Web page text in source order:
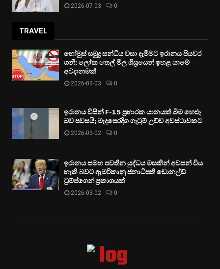
2026-07-03 0
TRAVEL
හෝමුස් සමුද්‍ර සන්ධිය වසා දැමීමට ඉරානය පියවර
ගනී: ලෝක තෙල් මිල ශීඝ්‍රයෙන් ඉහළ යාමේ
අවදානමක්
2026-03-03 0
ඉරානය විසින් F-15 ප්‍රහාරක යානයක් බිම හෙළූ
බව පවසයි; මැදපෙරදිග ගැටුම් උච්ච අවස්ථාවකට
2026-03-02 0
ඉරානය සමඟ පවතින යුද්ධය මසකින් අවසන් විය
හැකි බවට ඇමරිකානු ජනාධිපති ඩොනල්ඩ්
ට්‍රම්ප්ගෙන් ප්‍රකාශයක්
2026-03-02 0